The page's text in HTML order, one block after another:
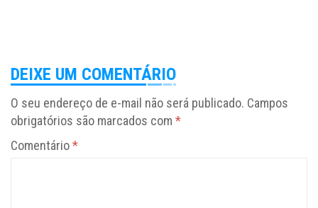
DEIXE UM COMENTÁRIO
O seu endereço de e-mail não será publicado. Campos
obrigatórios são marcados com *
Comentário*